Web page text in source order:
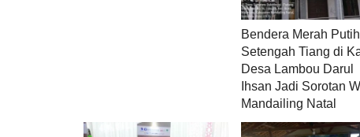
Bendera Merah Putih
Setengah Tiang di
Desa Lambou Darul
Ihsan Jadi Sorotan
Mandailing Natal